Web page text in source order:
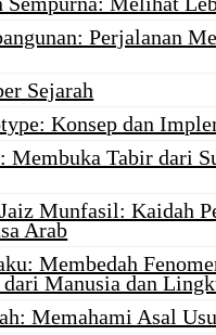
Perjalanan
Sejarah
Konsep dan
Membuka Tabir dari
Munfasil: Kaidah
Arab
Membedah
Manusia dan
Memahami Asal